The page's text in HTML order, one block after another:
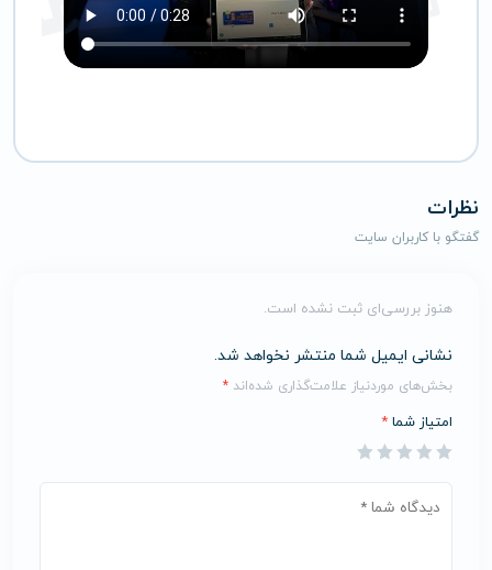
نظرات
گفتگو با کاربران سایت
هنوز بررسی‌ای ثبت نشده است.
نشانی ایمیل شما منتشر نخواهد شد.
بخش‌های موردنیاز علامت‌گذاری شده‌اند *
امتیاز شما *